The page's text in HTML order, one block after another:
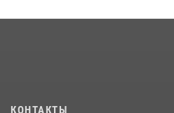
КОНТАКТЫ